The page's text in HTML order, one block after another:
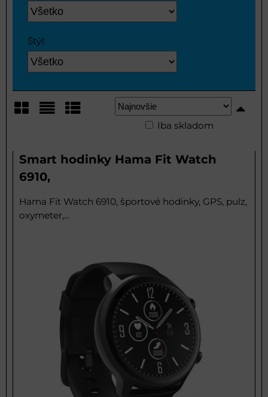
Štýl:
Iba skladom
Smart hodinky Hama Fit Watch
6910,
Hama Fit Watch 6910, športové hodinky, GPS, pulz,
oxymeter,...